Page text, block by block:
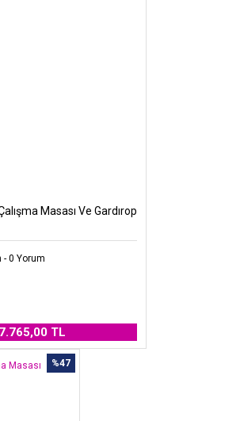
Masası Ve Gardırop
- 0 Yorum
TL
%47